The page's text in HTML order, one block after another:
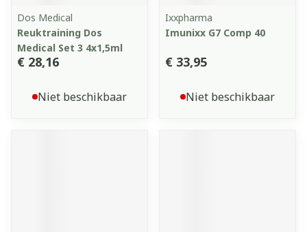
Dos Medical
Reuktraining Dos
Medical Set 3 4x1,5ml
€ 28,16
Niet beschikbaar
Ixxpharma
Imunixx G7 Comp 40
€ 33,95
Niet beschikbaar